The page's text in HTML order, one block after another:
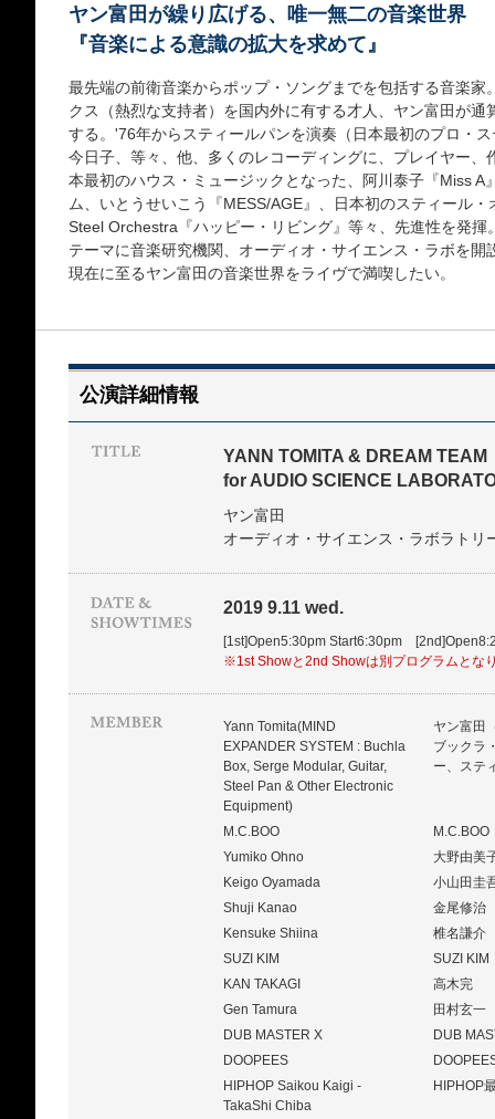
ヤン富田が繰り広げる、唯一無二の音楽世界
『音楽による意識の拡大を求めて』
最先端の前衛音楽からポップ・ソングまでを包括する音楽
クス（熱烈な支持者）を国内外に有する才人、ヤン富田が
する。'76年からスティールパンを演奏（日本最初のプロ・
今日子、等々、他、多くのレコーディングに、プレイヤー
本最初のハウス・ミュージックとなった、阿川泰子『Miss A
ム、いとうせいこう『MESS/AGE』、日本初のスティール
Steel Orchestra『ハッピー・リビング』等々、先進性を発
テーマに音楽研究機関、オーディオ・サイエンス・ラボを
現在に至るヤン富田の音楽世界をライヴで満喫したい。
公演詳細情報
YANN TOMITA & DREAM TEAM
for AUDIO SCIENCE
ヤン富田
オーディオ・サイエンス・ラボラトリ
2019 9.11 wed.
[1st]Open5:30pm Start6:30pm
※1st Showと2nd Showは別プログラムとな
Yann Tomita(MIND
EXPANDER SYSTEM : Buchla
Box, Serge Modular, Guitar,
Steel Pan & Other Electronic
Equipment)
ヤン富田
ブックラ
ー、ステ
M.C.BOO
M.C.BOO
Yumiko Ohno
大野由美
Keigo Oyamada
小山田圭
Shuji Kanao
金尾修治
Kensuke Shiina
椎名謙介
SUZI KIM
SUZI KIM
KAN TAKAGI
高木完
Gen Tamura
田村玄一
DUB MASTER X
DUB
DOOPEES
HIPHOP Saikou Kaigi -
TakaShi Chiba
HIPHOP